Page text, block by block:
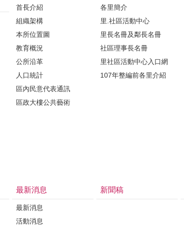
首長介紹
組織架構
本所位置圖
教育概況
公所沿革
人口統計
區內民意代表通訊
區政大樓公共藝術
各里簡介
里.社區活動中心
里長名冊及鄰長名冊
社區理事長名冊
里社區活動中心入口網
107年整編前各里介紹
最新消息
最新消息
活動消息
新聞稿